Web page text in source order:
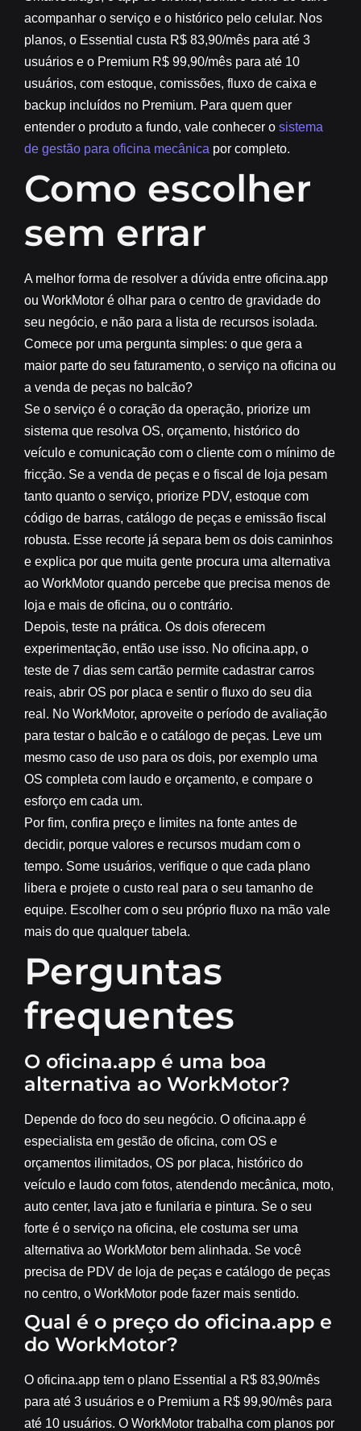
acompanhar o serviço e o histórico pelo celular. Nos
planos, o Essential custa R$ 83,90/mês para até 3
usuários e o Premium R$ 99,90/mês para até 10
usuários, com estoque, comissões, fluxo de caixa e
backup incluídos no Premium. Para quem quer
entender o produto a fundo, vale conhecer o sistema
de gestão para oficina mecânica por completo.
Como escolher
sem errar
A melhor forma de resolver a dúvida entre oficina.app
ou WorkMotor é olhar para o centro de gravidade do
seu negócio, e não para a lista de recursos isolada.
Comece por uma pergunta simples: o que gera a
maior parte do seu faturamento, o serviço na oficina ou
a venda de peças no balcão?
Se o serviço é o coração da operação, priorize um
sistema que resolva OS, orçamento, histórico do
veículo e comunicação com o cliente com o mínimo de
fricção. Se a venda de peças e o fiscal de loja pesam
tanto quanto o serviço, priorize PDV, estoque com
código de barras, catálogo de peças e emissão fiscal
robusta. Esse recorte já separa bem os dois caminhos
e explica por que muita gente procura uma alternativa
ao WorkMotor quando percebe que precisa menos de
loja e mais de oficina, ou o contrário.
Depois, teste na prática. Os dois oferecem
experimentação, então use isso. No oficina.app, o
teste de 7 dias sem cartão permite cadastrar carros
reais, abrir OS por placa e sentir o fluxo do seu dia
real. No WorkMotor, aproveite o período de avaliação
para testar o balcão e o catálogo de peças. Leve um
mesmo caso de uso para os dois, por exemplo uma
OS completa com laudo e orçamento, e compare o
esforço em cada um.
Por fim, confira preço e limites na fonte antes de
decidir, porque valores e recursos mudam com o
tempo. Some usuários, verifique o que cada plano
libera e projete o custo real para o seu tamanho de
equipe. Escolher com o seu próprio fluxo na mão vale
mais do que qualquer tabela.
Perguntas
frequentes
O oficina.app é uma boa
alternativa ao WorkMotor?
Depende do foco do seu negócio. O oficina.app é
especialista em gestão de oficina, com OS e
orçamentos ilimitados, OS por placa, histórico do
veículo e laudo com fotos, atendendo mecânica, moto,
auto center, lava jato e funilaria e pintura. Se o seu
forte é o serviço na oficina, ele costuma ser uma
alternativa ao WorkMotor bem alinhada. Se você
precisa de PDV de loja de peças e catálogo de peças
no centro, o WorkMotor pode fazer mais sentido.
Qual é o preço do oficina.app e
do WorkMotor?
O oficina.app tem o plano Essential a R$ 83,90/mês
para até 3 usuários e o Premium a R$ 99,90/mês para
até 10 usuários. O WorkMotor trabalha com planos por